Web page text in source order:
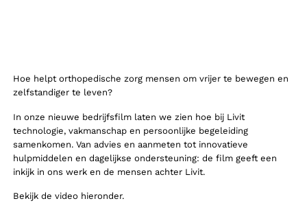
Hoe helpt orthopedische zorg mensen om vrijer te bewegen en
zelfstandiger te leven?
In onze nieuwe bedrijfsfilm laten we zien hoe bij Livit
technologie, vakmanschap en persoonlijke begeleiding
samenkomen. Van advies en aanmeten tot innovatieve
hulpmiddelen en dagelijkse ondersteuning: de film geeft een
inkijk in ons werk en de mensen achter Livit.
Bekijk de video hieronder.